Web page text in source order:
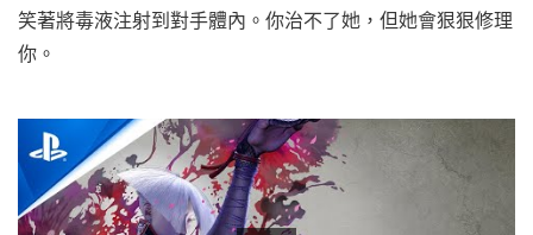
笑著將毒液注射到對手體內。你治不了她，但她會狠狠修理
你。